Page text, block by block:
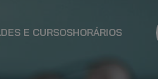
E CURSOSHORÁRIOS